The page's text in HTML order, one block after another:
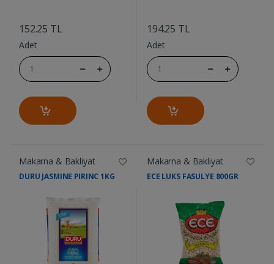
152.25 TL
Adet
194.25 TL
Adet
Makarna & Bakliyat
DURU JASMINE PIRINC 1KG
Makarna & Bakliyat
ECE LUKS FASULYE 800GR